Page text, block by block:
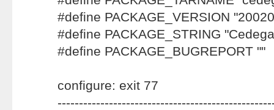
#define PACKAGE_VERSION
#define PACKAGE_STRING
#define PACKAGE_BUGREPORT ""
configure: exit 77